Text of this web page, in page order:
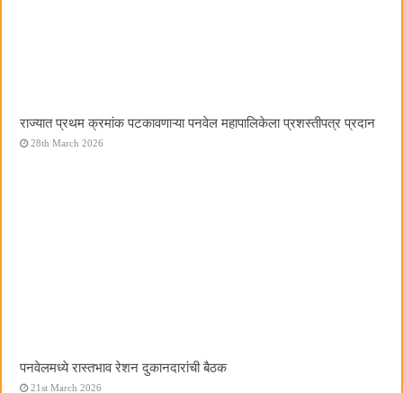
राज्यात प्रथम क्रमांक पटकावणाऱ्या पनवेल महापालिकेला प्रशस्तीपत्र प्रदान
28th March 2026
पनवेलमध्ये रास्तभाव रेशन दुकानदारांची बैठक
21st March 2026